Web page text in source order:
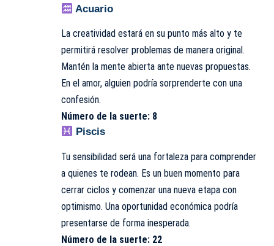
Acuario
La creatividad estará en su punto más alto y te
permitirá resolver problemas de manera original.
Mantén la mente abierta ante nuevas propuestas.
En el amor, alguien podría sorprenderte con una
confesión.
Número de la suerte: 8
Piscis
Tu sensibilidad será una fortaleza para comprender
a quienes te rodean. Es un buen momento para
cerrar ciclos y comenzar una nueva etapa con
optimismo. Una oportunidad económica podría
presentarse de forma inesperada.
Número de la suerte: 22